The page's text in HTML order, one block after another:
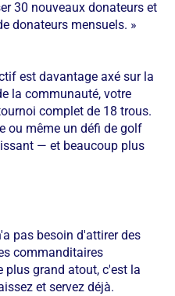
30 nouveaux donateurs et
donateurs mensuels. »
est davantage axé sur la
la communauté, votre
complet de 18 trous.
ou même un défi de golf
— et beaucoup plus
pas besoin d'attirer des
commanditaires
plus grand atout, c'est la
et servez déjà.